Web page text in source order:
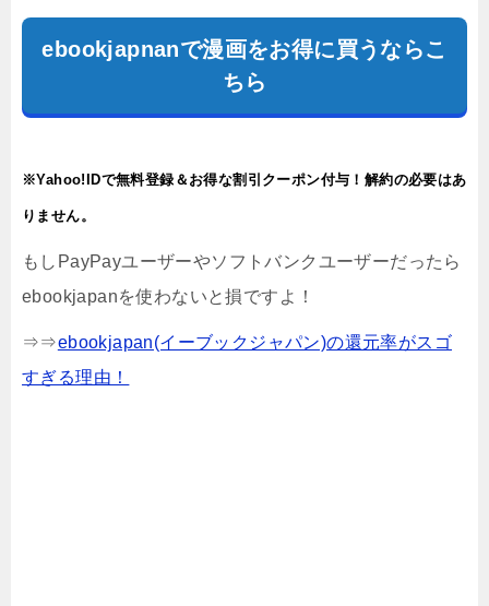
ebookjapnanで漫画をお得に買うならこ
ちら
※Yahoo!IDで無料登録＆お得な割引クーポン付与！解約の必要はあ
りません。
もしPayPayユーザーやソフトバンクユーザーだったら
ebookjapanを使わないと損ですよ！
⇒⇒ebookjapan(イーブックジャパン)の還元率がスゴ
すぎる理由！